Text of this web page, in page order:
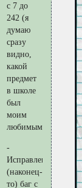
с 7 до
242 (я
думаю
сразу
видно,
какой
предмет
в школе
был
моим
любимым)
-
Исправлен
(наконец-
то) баг с